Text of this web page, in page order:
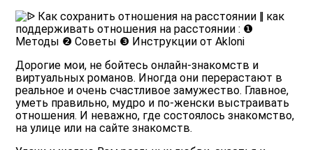
Дорогие мои, не бойтесь онлайн-знакомств и
виртуальных романов. Иногда они перерастают в
реальное и очень счастливое замужество. Главное,
уметь правильно, мудро и по-женски выстраивать
отношения. И неважно, где состоялось знакомство,
на улице или на сайте знакомств.